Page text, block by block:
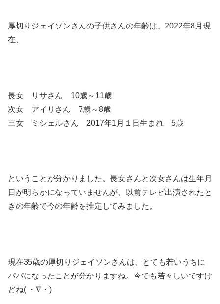
厚切りジェイソンさんの子供さんの年齢は、2022年8月現
在、
長女 リサさん 10歳～11歳
次女 アイリさん 7歳～8歳
三女 ミシェルさん 2017年1月１日生まれ 5歳
ということが分かりました。長女さんと次女さんは生年月
日が明らかになっていませんが、以前テレビ出演されたと
きの年齢で今の年齢を推定してみました。
現在35歳の厚切りジェイソンさんは、とても若いうちに
パパになったことが分かりますね。今でも若々しいですけ
どね( ・∇・)